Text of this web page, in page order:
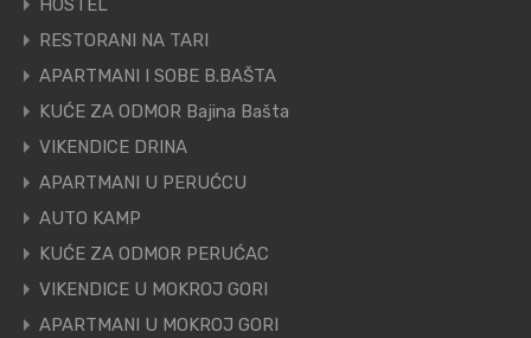
HOSTEL
RESTORANI NA TARI
APARTMANI I SOBE B.BAŠTA
KUĆE ZA ODMOR Bajina Bašta
VIKENDICE DRINA
APARTMANI U PERUĆCU
AUTO KAMP
KUĆE ZA ODMOR PERUĆAC
VIKENDICE U MOKROJ GORI
APARTMANI U MOKROJ GORI